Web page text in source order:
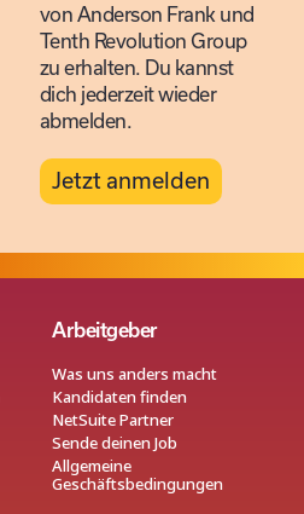
von Anderson Frank und
Tenth Revolution Group
zu erhalten. Du kannst
dich jederzeit wieder
abmelden.
Jetzt anmelden
Arbeitgeber
Was uns anders macht
Kandidaten finden
NetSuite Partner
Sende deinen Job
Allgemeine
Geschäftsbedingungen